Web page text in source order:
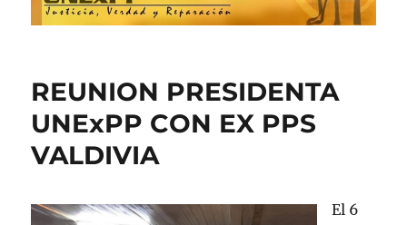
REUNION PRESIDENTA
UNExPP CON EX PPS
VALDIVIA
El 6